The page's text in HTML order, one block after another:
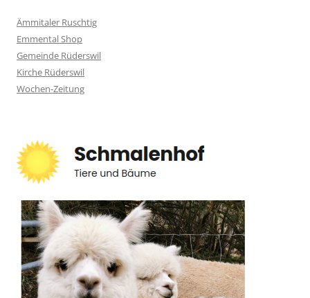
Ämmitaler Ruschtig
Emmental Shop
Gemeinde Rüderswil
Kirche Rüderswil
Wochen-Zeitung